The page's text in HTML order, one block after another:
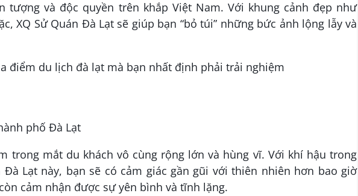
tượng và độc quyền trên khắp Việt Nam. Với khung cảnh đẹp như
XQ Sử Quán Đà Lạt sẽ giúp bạn “bỏ túi” những bức ảnh lộng lẫy và
phố Đà Lạt
trong mắt du khách vô cùng rộng lớn và hùng vĩ. Với khí hậu trong
Lạt này, bạn sẽ có cảm giác gần gũi với thiên nhiên hơn bao giờ
cảm nhận được sự yên bình và tĩnh lặng.